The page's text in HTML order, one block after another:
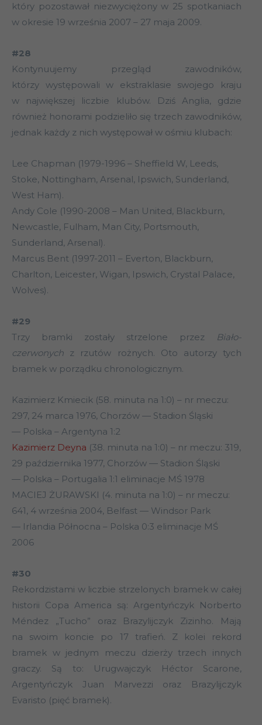
który pozostawał niezwyciężony w 25 spotkaniach
w okresie 19 września 2007 – 27 maja 2009.
#28
Kontynuujemy przegląd zawodników,
którzy występowali w ekstraklasie swojego kraju
w największej liczbie klubów. Dziś Anglia, gdzie
również honorami podzieliło się trzech zawodników,
jednak każdy z nich występował w ośmiu klubach:
Lee Chapman (1979-1996 – Sheffield W, Leeds,
Stoke, Nottingham, Arsenal, Ipswich, Sunderland,
West Ham).
Andy Cole (1990-2008 – Man United, Blackburn,
Newcastle, Fulham, Man City, Portsmouth,
Sunderland, Arsenal).
Marcus Bent (1997-2011 – Everton, Blackburn,
Charlton, Leicester, Wigan, Ipswich, Crystal Palace,
Wolves).
#29
Trzy bramki zostały strzelone przez
Biało-
czerwonych z rzutów rożnych. Oto autorzy tych
bramek w porządku chronologicznym.
Kazimierz Kmiecik (58. minuta na 1:0) – nr meczu:
297, 24 marca 1976, Chorzów — Stadion Śląski
— Polska – Argentyna 1:2
Kazimierz Deyna (38. minuta na 1:0) – nr meczu: 319,
29 października 1977, Chorzów — Stadion Śląski
— Polska – Portugalia 1:1 eliminacje MŚ 1978
MACIEJ ŻURAWSKI (4. minuta na 1:0) – nr meczu:
641, 4 września 2004, Belfast — Windsor Park
— Irlandia Północna – Polska 0:3 eliminacje MŚ
2006
#30
Rekordzistami w liczbie strzelonych bramek w całej
historii Copa America są: Argentyńczyk Norberto
Méndez „Tucho” oraz Brazylijczyk Zizinho. Mają
na swoim koncie po 17 trafień. Z kolei rekord
bramek w jednym meczu dzierży trzech innych
graczy. Są to: Urugwajczyk Héctor Scarone,
Argentyńczyk Juan Marvezzi oraz Brazylijczyk
Evaristo (pięć bramek).